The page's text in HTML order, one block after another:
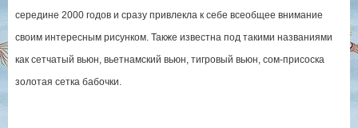
середине 2000 годов и сразу привлекла к себе всеобщее внимание
своим интересным рисунком. Также известна под такими названиями
как сетчатый вьюн, вьетнамский вьюн, тигровый вьюн, сом-присоска
золотая сетка бабочки.